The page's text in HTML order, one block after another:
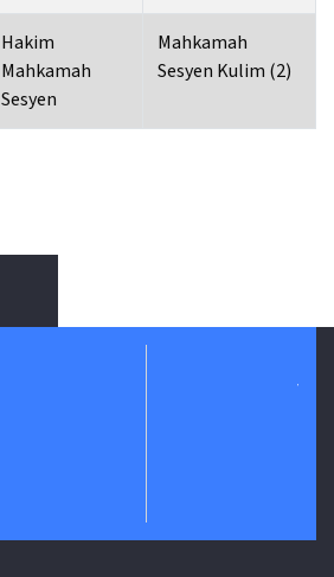
Hakim
Mahkamah
Sesyen
Mahkamah
Sesyen Kulim (2)
Jabatan Digital